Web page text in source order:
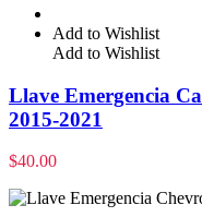
Add to Wishlist
Add to Wishlist
Llave Emergencia
2015-2021
$40.00